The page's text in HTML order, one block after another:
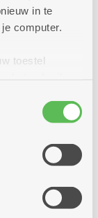
in te
computer.
toestel
Sommige
die een
van onze
met andere